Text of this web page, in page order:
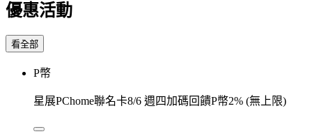
優惠活動
看全部
P幣
星展PChome聯名卡8/6 週四加碼回饋P幣2% (無上限)